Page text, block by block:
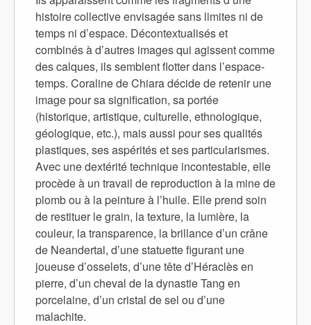
histoire collective envisagée sans limites ni de
temps ni d’espace. Décontextualisés et
combinés à d’autres images qui agissent comme
des calques, ils semblent flotter dans l’espace-
temps. Coraline de Chiara décide de retenir une
image pour sa signification, sa portée
(historique, artistique, culturelle, ethnologique,
géologique, etc.), mais aussi pour ses qualités
plastiques, ses aspérités et ses particularismes.
Avec une dextérité technique incontestable, elle
procède à un travail de reproduction à la mine de
plomb ou à la peinture à l’huile. Elle prend soin
de restituer le grain, la texture, la lumière, la
couleur, la transparence, la brillance d’un crâne
de Neandertal, d’une statuette figurant une
joueuse d’osselets, d’une tête d’Héraclès en
pierre, d’un cheval de la dynastie Tang en
porcelaine, d’un cristal de sel ou d’une
malachite.